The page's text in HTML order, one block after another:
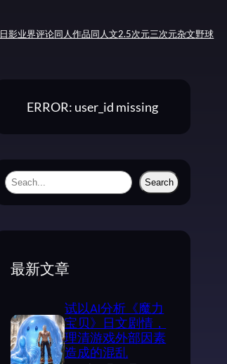
日影业界评论同人作品同人文2.5次元三次元杂文野球
ERROR: user_id missing
S
e
Search
最新文章
试以AI分析《魔力
宝贝》日文剧情，
理清游戏外部因素
造成的混乱